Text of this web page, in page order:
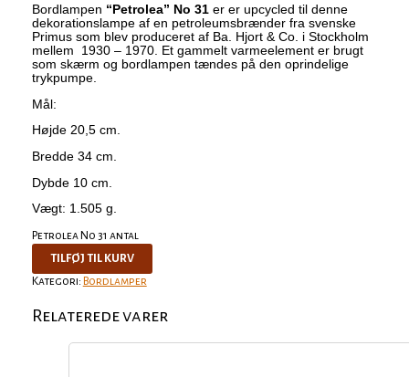
Bordlampen “Petrolea” No 31 er er upcycled til denne
dekorationslampe af en petroleumsbrænder fra svenske
Primus som blev produceret af Ba. Hjort & Co. i Stockholm
mellem 1930 – 1970. Et gammelt varmeelement er brugt
som skærm og bordlampen tændes på den oprindelige
trykpumpe.
Mål:
Højde 20,5 cm.
Bredde 34 cm.
Dybde 10 cm.
Vægt: 1.505 g.
Petrolea No 31 antal
TILFØJ TIL KURV
Kategori: Bordlamper
Relaterede varer